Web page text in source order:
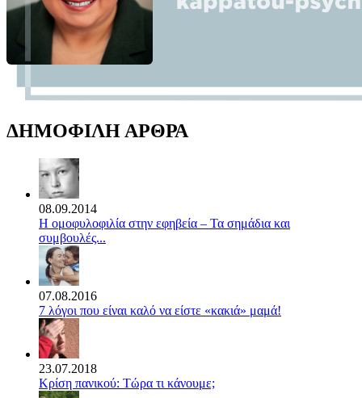
ΔΗΜΟΦΙΛΗ ΑΡΘΡΑ
08.09.2014
Η ομοφυλοφιλία στην εφηβεία – Τα σημάδια και
συμβουλές...
07.08.2016
7 λόγοι που είναι καλό να είστε «κακιά» μαμά!
23.07.2018
Κρίση πανικού: Τώρα τι κάνουμε;